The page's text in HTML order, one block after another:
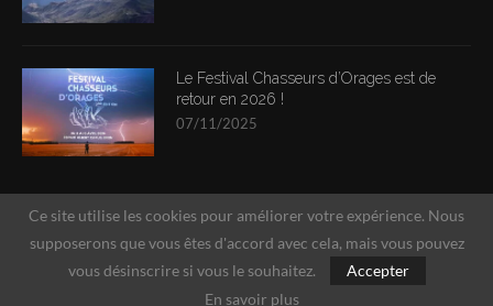
Le Festival Chasseurs d’Orages est de
retour en 2026 !
07/11/2025
Ce site utilise les cookies pour améliorer votre expérience. Nous
supposerons que vous êtes d'accord avec cela, mais vous pouvez
vous désinscrire si vous le souhaitez.
Accepter
En savoir plus